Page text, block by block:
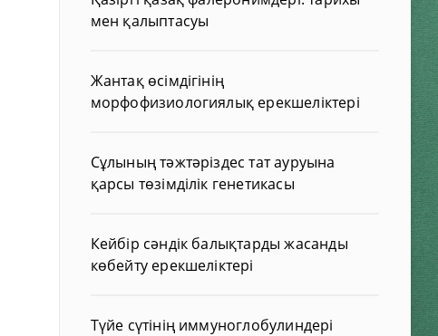
мен қалыптасуы
Жантақ өсімдігінің
морфофизиологиялық ерекшеліктері
Сұлының тәжтәріздес тат ауруына
қарсы төзімділік генетикасы
Кейбір сәндік балықтарды жасанды
көбейту ерекшеліктері
Түйе сүтінің иммуноглобулиндері